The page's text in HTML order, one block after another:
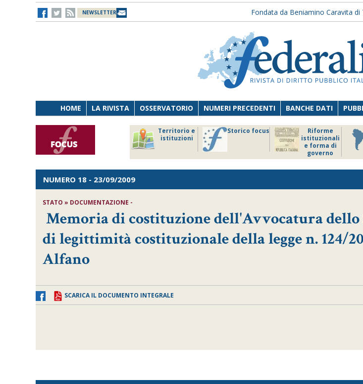
NEWSLETTER Fondata da Beniamino Caravita
HOME LA RIVISTA OSSERVATORIO NUMERI PRECEDENTI BANCHE DATI
Territorio e
istituzioni
Storico focus
Riforme
istituzionali
e forma di
governo
NUMERO 18 - 23/09/2009
STATO » DOCUMENTAZIONE -
Memoria di costituzione dell'Avvocatura
di legittimità costituzionale della legge n. 124/
Alfano
SCARICA IL DOCUMENTO INTEGRALE